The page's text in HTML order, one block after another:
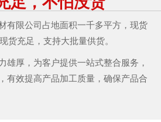
有限公司占地面积一千多平方，现货
货充足，支持大批量供货。
雄厚，为客户提供一站式整合服务，
有效提高产品加工质量，确保产品合